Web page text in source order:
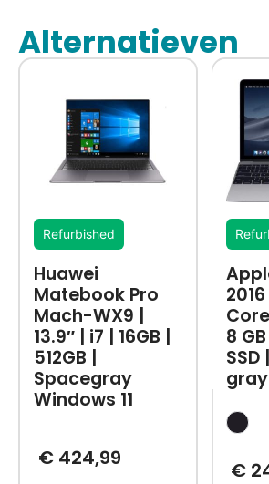
Alternatieven
Refurbished
Huawei
Matebook Pro
Mach-WX9 |
13.9″ | i7 | 16GB |
512GB |
Spacegray
Windows 11
€424,99
8
gray
€